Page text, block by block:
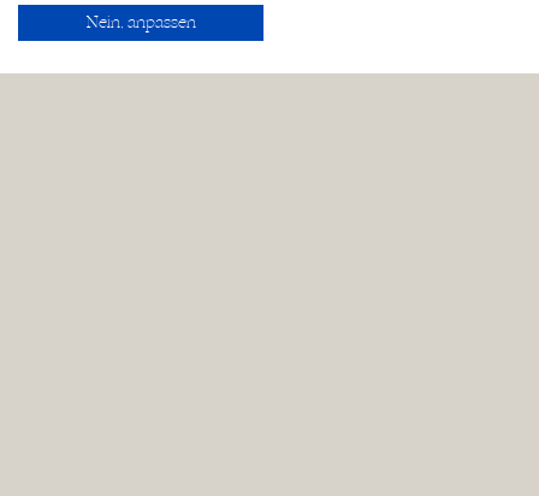
Nein, anpassen